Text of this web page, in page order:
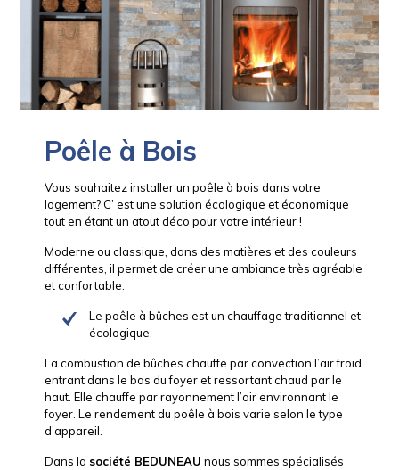
Poêle à Bois
Vous souhaitez installer un poêle à bois dans votre
logement? C’ est une solution écologique et économique
tout en étant un atout déco pour votre intérieur !
Moderne ou classique, dans des matières et des couleurs
différentes, il permet de créer une ambiance très agréable
et confortable.
Le poêle à bûches est un chauffage traditionnel et
écologique.
La combustion de bûches chauffe par convection l’air froid
entrant dans le bas du foyer et ressortant chaud par le
haut. Elle chauffe par rayonnement l’air environnant le
foyer. Le rendement du poêle à bois varie selon le type
d’appareil.
Dans la société BEDUNEAU nous sommes spécialisés